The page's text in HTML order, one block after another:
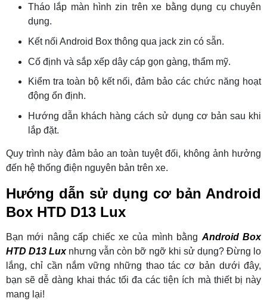
Tháo lắp màn hình zin trên xe bằng dụng cụ chuyên
dụng.
Kết nối Android Box thông qua jack zin có sẵn.
Cố định và sắp xếp dây cáp gọn gàng, thẩm mỹ.
Kiểm tra toàn bộ kết nối, đảm bảo các chức năng hoạt
động ổn định.
Hướng dẫn khách hàng cách sử dụng cơ bản sau khi
lắp đặt.
Quy trình này đảm bảo an toàn tuyệt đối, không ảnh hưởng
đến hệ thống điện nguyên bản trên xe.
Hướng dẫn sử dụng cơ bản Android
Box HTD D13 Lux
Bạn mới nâng cấp chiếc xe của mình bằng Android Box
HTD D13 Lux nhưng vẫn còn bỡ ngỡ khi sử dụng? Đừng lo
lắng, chỉ cần nắm vững những thao tác cơ bản dưới đây,
bạn sẽ dễ dàng khai thác tối đa các tiện ích mà thiết bị này
mang lại!